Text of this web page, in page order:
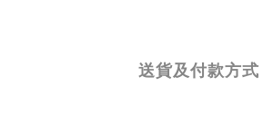
送貨及付款方式